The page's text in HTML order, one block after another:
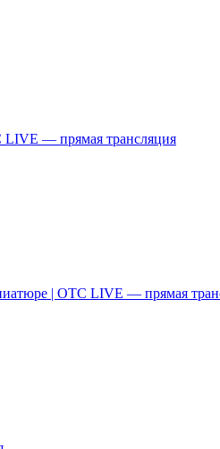
LIVE — прямая трансляция
| ОТС LIVE — прямая